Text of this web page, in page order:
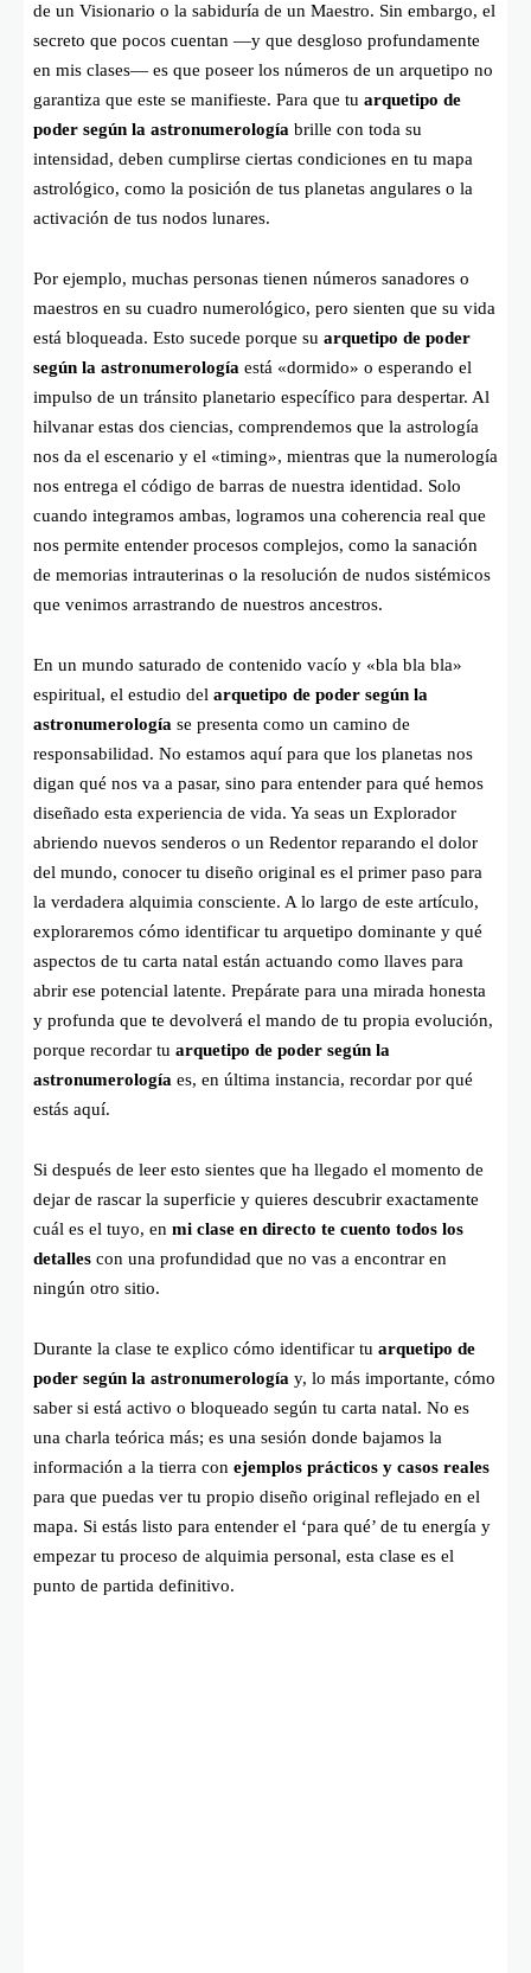
de un Visionario o la sabiduría de un Maestro. Sin embargo, el
secreto que pocos cuentan —y que desgloso profundamente
en mis clases— es que poseer los números de un arquetipo no
garantiza que este se manifieste. Para que tu arquetipo de
poder según la astronumerología brille con toda su
intensidad, deben cumplirse ciertas condiciones en tu mapa
astrológico, como la posición de tus planetas angulares o la
activación de tus nodos lunares.
Por ejemplo, muchas personas tienen números sanadores o
maestros en su cuadro numerológico, pero sienten que su vida
está bloqueada. Esto sucede porque su arquetipo de poder
según la astronumerología está «dormido» o esperando el
impulso de un tránsito planetario específico para despertar. Al
hilvanar estas dos ciencias, comprendemos que la astrología
nos da el escenario y el «timing», mientras que la numerología
nos entrega el código de barras de nuestra identidad. Solo
cuando integramos ambas, logramos una coherencia real que
nos permite entender procesos complejos, como la sanación
de memorias intrauterinas o la resolución de nudos sistémicos
que venimos arrastrando de nuestros ancestros.
En un mundo saturado de contenido vacío y «bla bla bla»
espiritual, el estudio del arquetipo de poder según la
astronumerología se presenta como un camino de
responsabilidad. No estamos aquí para que los planetas nos
digan qué nos va a pasar, sino para entender para qué hemos
diseñado esta experiencia de vida. Ya seas un Explorador
abriendo nuevos senderos o un Redentor reparando el dolor
del mundo, conocer tu diseño original es el primer paso para
la verdadera alquimia consciente. A lo largo de este artículo,
exploraremos cómo identificar tu arquetipo dominante y qué
aspectos de tu carta natal están actuando como llaves para
abrir ese potencial latente. Prepárate para una mirada honesta
y profunda que te devolverá el mando de tu propia evolución,
porque recordar tu arquetipo de poder según la
astronumerología es, en última instancia, recordar por qué
estás aquí.
Si después de leer esto sientes que ha llegado el momento de
dejar de rascar la superficie y quieres descubrir exactamente
cuál es el tuyo, en mi clase en directo te cuento todos los
detalles con una profundidad que no vas a encontrar en
ningún otro sitio.
Durante la clase te explico cómo identificar tu arquetipo de
poder según la astronumerología y, lo más importante, cómo
saber si está activo o bloqueado según tu carta natal. No es
una charla teórica más; es una sesión donde bajamos la
información a la tierra con ejemplos prácticos y casos reales
para que puedas ver tu propio diseño original reflejado en el
mapa. Si estás listo para entender el ‘para qué’ de tu energía y
empezar tu proceso de alquimia personal, esta clase es el
punto de partida definitivo.